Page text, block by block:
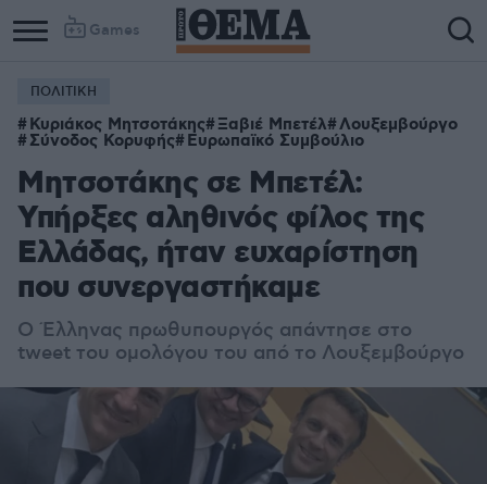
Games
ΠΟΛΙΤΙΚΗ
Κυριάκος Μητσοτάκης Ξαβιέ Μπετέλ Λουξεμβούργο
Σύνοδος Κορυφής Ευρωπαϊκό Συμβούλιο
Μητσοτάκης σε Μπετέλ:
Υπήρξες αληθινός φίλος της
Ελλάδας, ήταν ευχαρίστηση
που συνεργαστήκαμε
Ο Έλληνας πρωθυπουργός απάντησε στο
tweet του ομολόγου του από το Λουξεμβούργο